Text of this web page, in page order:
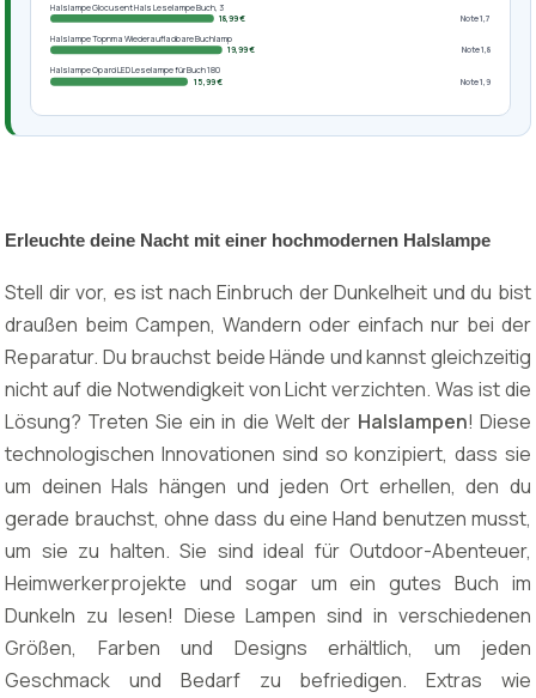
Halslampe Glocusent Hals Leselampe Buch, 3
18,99 €
Note 1,7
Halslampe Topnma Wiederaufladbare Buchlamp
19,99 €
Note 1,8
Halslampe Opard LED Leselampe für Buch 180
15,99 €
Note 1,9
Erleuchte deine Nacht mit einer hochmodernen Halslampe
Stell dir vor, es ist nach Einbruch der Dunkelheit und du bist
draußen beim Campen, Wandern oder einfach nur bei der
Reparatur. Du brauchst beide Hände und kannst gleichzeitig
nicht auf die Notwendigkeit von Licht verzichten. Was ist die
Lösung? Treten Sie ein in die Welt der Halslampen! Diese
technologischen Innovationen sind so konzipiert, dass sie
um deinen Hals hängen und jeden Ort erhellen, den du
gerade brauchst, ohne dass du eine Hand benutzen musst,
um sie zu halten. Sie sind ideal für Outdoor-Abenteuer,
Heimwerkerprojekte und sogar um ein gutes Buch im
Dunkeln zu lesen! Diese Lampen sind in verschiedenen
Größen, Farben und Designs erhältlich, um jeden
Geschmack und Bedarf zu befriedigen. Extras wie